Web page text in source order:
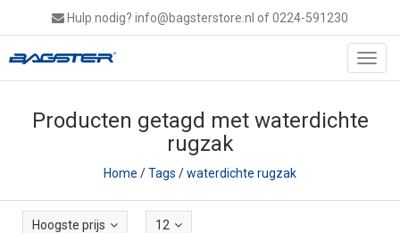
Hulp nodig? info@bagsterstore.nl of 0224-591230
Producten getagd met waterdichte
rugzak
Home /Tags /waterdichte rugzak
Hoogste prijs 12